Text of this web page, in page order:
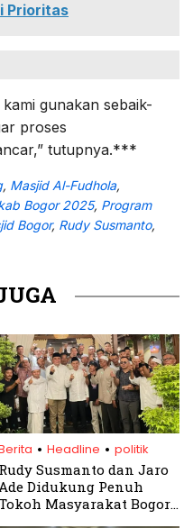
Prioritas
gunakan sebaik-
proses
tutupnya.***
, Masjid Al-Fudhola,
Bogor 2025, Program
Bogor, Rudy Susmanto,
. Headline . politik
Rudy Susmanto dan Jaro
Didukung Penuh
Masyarakat Bogor